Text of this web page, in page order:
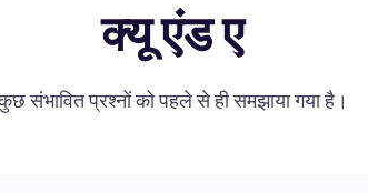
क्यू एंड ए
संभावित प्रश्नों को पहले से ही समझाया गया है।